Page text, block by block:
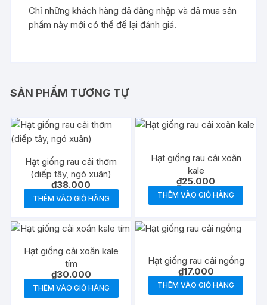
Chỉ những khách hàng đã đăng nhập và đã mua sản
phẩm này mới có thể để lại đánh giá.
SẢN PHẨM TƯƠNG TỰ
Hạt giống rau cải thơm
(diếp tây, ngó xuân)
₫38.000
THÊM VÀO GIỎ HÀNG
Hạt giống rau cải xoăn
kale
₫25.000
THÊM VÀO GIỎ HÀNG
Hạt giống cải xoăn kale
tím
₫30.000
THÊM VÀO GIỎ HÀNG
Hạt giống rau cải ngồng
₫17.000
THÊM VÀO GIỎ HÀNG